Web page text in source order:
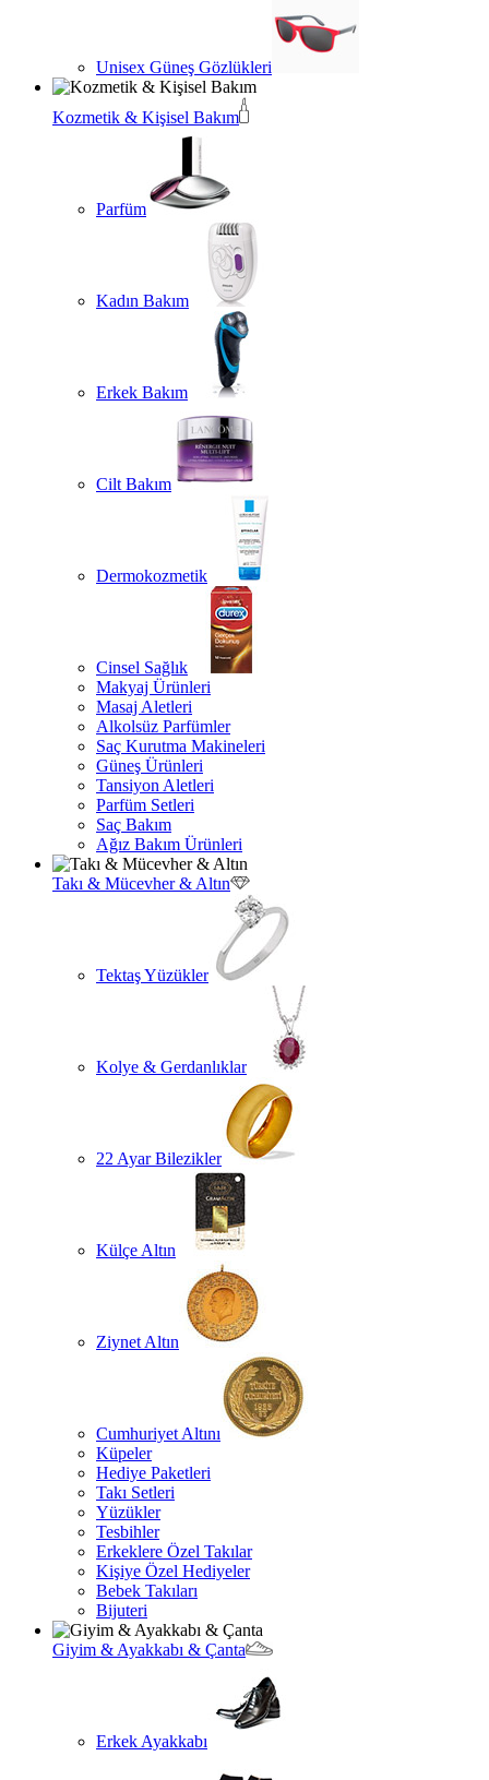
Unisex Güneş Gözlükleri
Kozmetik & Kişisel Bakım
Parfüm
Kadın Bakım
Erkek Bakım
Cilt Bakım
Dermokozmetik
Cinsel Sağlık
Makyaj Ürünleri
Masaj Aletleri
Alkolsüz Parfümler
Saç Kurutma Makineleri
Güneş Ürünleri
Tansiyon Aletleri
Parfüm Setleri
Saç Bakım
Ağız Bakım Ürünleri
Takı & Mücevher & Altın
Tektaş Yüzükler
Kolye & Gerdanlıklar
22 Ayar Bilezikler
Külçe Altın
Ziynet Altın
Cumhuriyet Altını
Küpeler
Hediye Paketleri
Takı Setleri
Yüzükler
Tesbihler
Erkeklere Özel Takılar
Kişiye Özel Hediyeler
Bebek Takıları
Bijuteri
Giyim & Ayakkabı & Çanta
Erkek Ayakkabı